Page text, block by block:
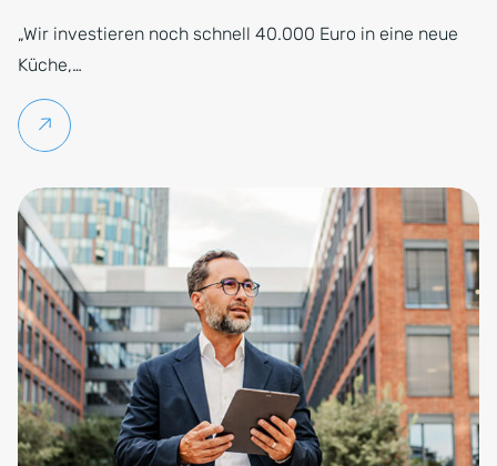
„Wir investieren noch schnell 40.000 Euro in eine neue
Küche,…
Weiterlesen